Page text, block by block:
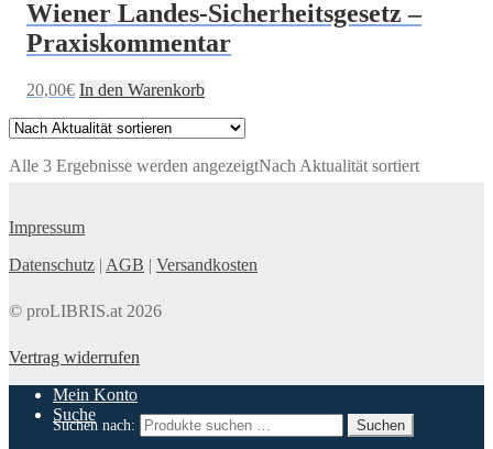
Wiener Landes-Sicherheitsgesetz –
Praxiskommentar
20,00€ In den Warenkorb
Alle 3 Ergebnisse werden angezeigtNach Aktualität sortiert
Impressum
Datenschutz | AGB | Versandkosten
© proLIBRIS.at 2026
Vertrag widerrufen
Mein Konto
Suche
Suchen nach: Suchen